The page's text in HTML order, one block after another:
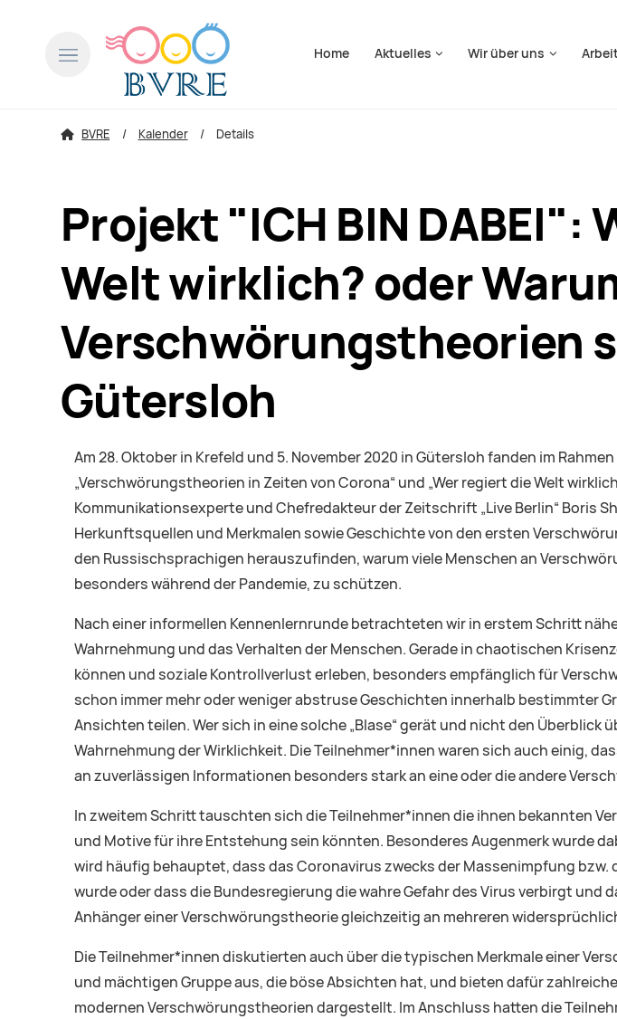
Home
Aktuelles Wir über uns
BVRE Kalender Details
Projekt "ICH BIN DABEI":
Welt wirklich? oder
Verschwörungstheorien
Gütersloh
Am 28. Oktober in Krefeld und 5. November 2020 in Gütersloh fanden im
„Verschwörungstheorien in Zeiten von Corona“ und „Wer regiert die Welt
Kommunikationsexperte und Chefredakteur der Zeitschrift „Live Berlin“ Boris
Herkunftsquellen und Merkmalen sowie Geschichte von den ersten
den Russischsprachigen herauszufinden, warum viele Menschen an
besonders während der Pandemie, zu schützen.
Nach einer informellen Kennenlernrunde betrachteten wir in erstem Schritt
Wahrnehmung und das Verhalten der Menschen. Gerade in chaotischen
können und soziale Kontrollverlust erleben, besonders empfänglich für
schon immer mehr oder weniger abstruse Geschichten innerhalb bestimmter
Ansichten teilen. Wer sich in eine solche „Blase“ gerät und nicht den
Wahrnehmung der Wirklichkeit. Die Teilnehmer*innen waren sich auch einig,
an zuverlässigen Informationen besonders stark an eine oder die andere
In zweitem Schritt tauschten sich die Teilnehmer*innen die ihnen bekannten
und Motive für ihre Entstehung sein könnten. Besonderes Augenmerk wurde
wird häufig behauptet, dass das Coronavirus zwecks der Massenimpfung
wurde oder dass die Bundesregierung die wahre Gefahr des Virus verbirgt
Anhänger einer Verschwörungstheorie gleichzeitig an mehreren
Die Teilnehmer*innen diskutierten auch über die typischen Merkmale einer
und mächtigen Gruppe aus, die böse Absichten hat, und bieten dafür
modernen Verschwörungstheorien dargestellt. Im Anschluss hatten die